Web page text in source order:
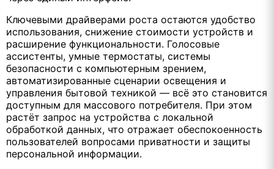
Ключевыми драйверами роста остаются удобство
использования, снижение стоимости устройств и
расширение функциональности. Голосовые
ассистенты, умные термостаты, системы
безопасности с компьютерным зрением,
автоматизированные сценарии освещения и
управления бытовой техникой — всё это становится
доступным для массового потребителя. При этом
растёт запрос на устройства с локальной
обработкой данных, что отражает обеспокоенность
пользователей вопросами приватности и защиты
персональной информации.